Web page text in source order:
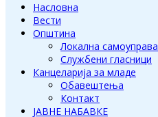
Насловна
Вести
Општина
Локална самоуправа
Службени гласници
Канцеларија за младе
Обавештења
Контакт
ЈАВНЕ НАБАВКЕ